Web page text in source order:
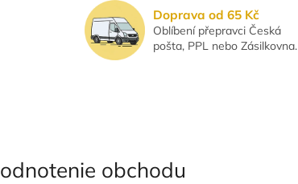
s
u
Doprava od 65 Kč
Oblíbení přepravci Česká
pošta, PPL nebo Zásilkovna.
obchodu